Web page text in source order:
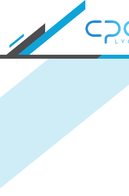
Cookies management panel